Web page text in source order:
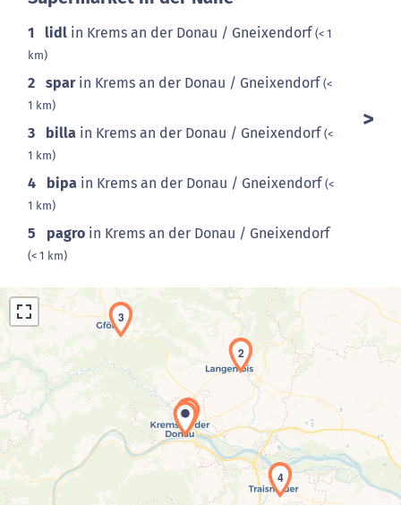
1 lidl in Krems an der Donau / Gneixendorf(< 1
km)
2 sparin Krems an der Donau / Gneixendorf(<
1 km)
3 billa in Krems an der Donau / Gneixendorf(<
1 km)
4 bipa in Krems an der Donau / Gneixendorf(<
1 km)
5 pagro in Krems an der Donau / Gneixendorf
(< 1 km)
Laden der Karte...
1
2
3
4